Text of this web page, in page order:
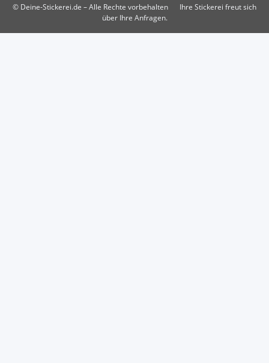
© Deine-Stickerei.de – Alle Rechte vorbehalten
Ihre Stickerei freut sich
über Ihre Anfragen.